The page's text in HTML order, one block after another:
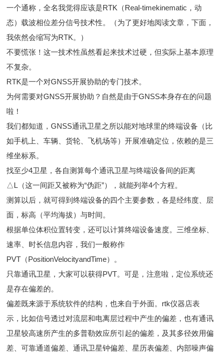
一个通称，全名我觉得应该是RTK（Real-timekinematic，动
态）载波相位差分信号技术性。（为了更好地阅读文章，下面，
我依然会缩写为RTK。）
不要慌张！这一技术性虽然看起来技术过硬，但实际上基本原理
不复杂。
RTK是一个对GNSS开展协助的专门技术。
为何需要对GNSS开展协助？自然是由于GNSS本身存在的问题
啦！
我们都知道，GNSS通讯卫星之所以能对地球里的终端设备（比
如手机上、车辆、货轮、飞机场等）开展准确定位，依赖的是三
维坐标系。
找至少4卫星，各自测算每个通讯卫星与终端设备间的距离
△L（这一间距又被称为“伪距”），就能列举4个方程。
测算以后，就可得到终端设备的四个主要参数，各是经纬度、层
面，标高（平均海拔）与时间。
根据单位体积位置转变，还可以计算终端设备速度。三维坐标、
速率、时长信息内容，我们一般称作
PVT（PositionVelocityandTime）。
只靠通讯卫星，大家可以获得PVT。可是，注意啦，定位系统还
是存在偏差的。
偏差既来源于系统软件的结构，也来自于外面。rtk仪器店表
示，比如信号透过对流层和电离层过程中产生的偏差，也有通讯
卫星较高速所产生的多普勒效应所引起的偏差，及其多径效用偏
差、可靠通道偏差、通讯卫星钟偏差、星历表偏差、内部噪声偏